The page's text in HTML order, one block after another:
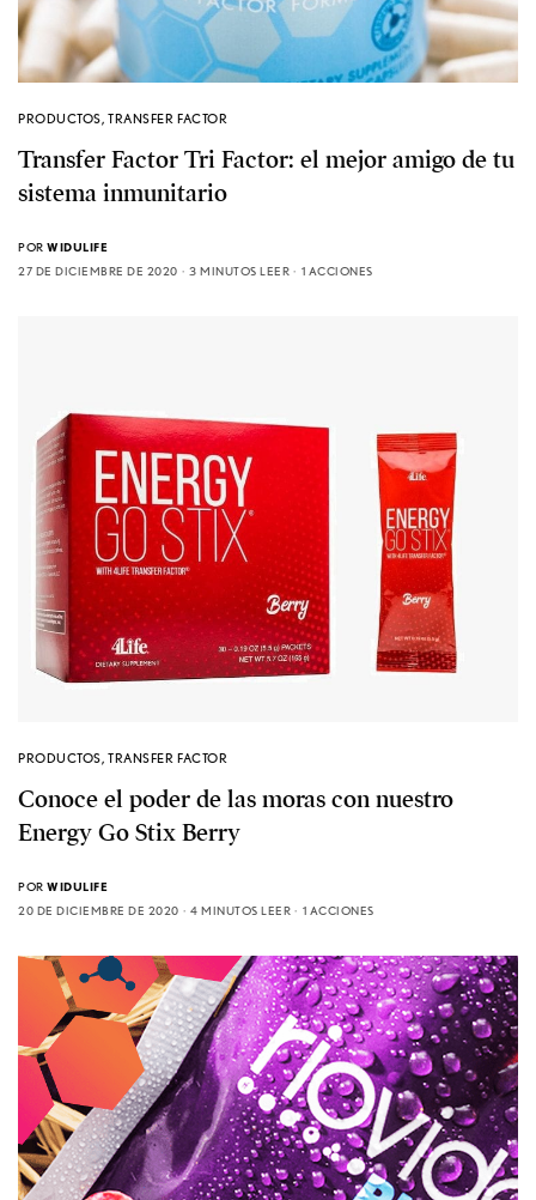
PRODUCTOS,TRANSFER FACTOR
Transfer Factor Tri Factor: el mejor amigo de tu
sistema inmunitario
POR WIDULIFE
27 DE DICIEMBRE DE 2020
3 MINUTOS LEER 1 ACCIONES
PRODUCTOS,TRANSFER FACTOR
Conoce el poder de las moras con nuestro
Energy Go Stix Berry
POR WIDULIFE
20 DE DICIEMBRE DE 2020
4 MINUTOS LEER 1 ACCIONES